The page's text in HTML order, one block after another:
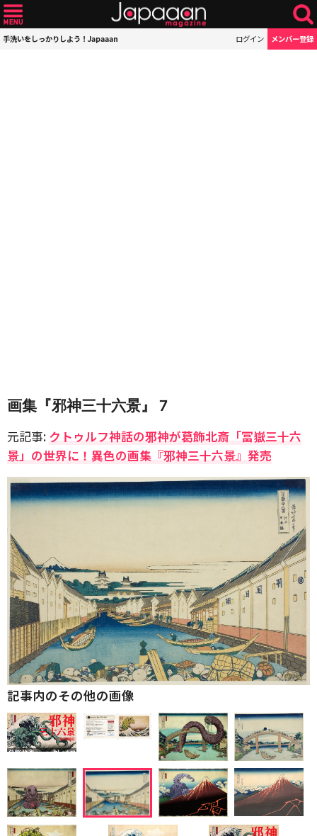
手洗いをしっかりしよう！Japaaan ログイン メンバー登録
画集『邪神三十六景』 7
元記事: クトゥルフ神話の邪神が葛飾北斎「冨嶽三十六
景」の世界に！異色の画集『邪神三十六景』発売
記事内のその他の画像